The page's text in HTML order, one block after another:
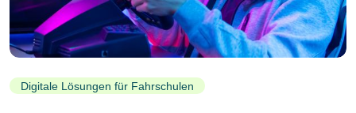
Digitale Lösungen für Fahrschulen